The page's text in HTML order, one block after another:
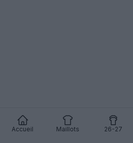
Accueil Maillots 26-27